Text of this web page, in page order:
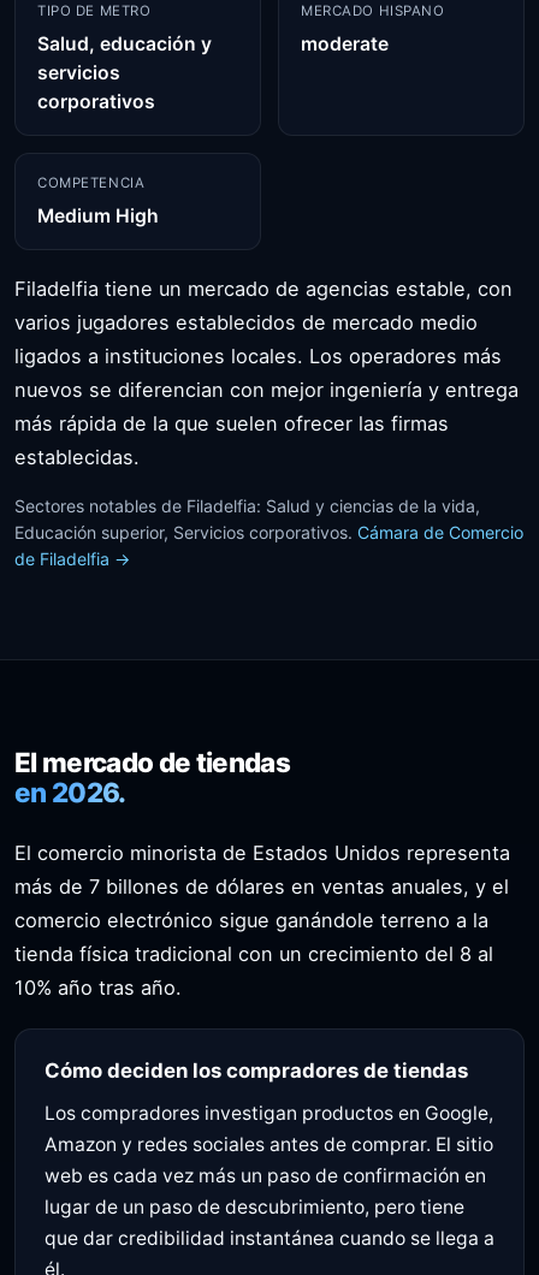
TIPO DE METRO
Salud, educación y
servicios
corporativos
MERCADO HISPANO
moderate
COMPETENCIA
Medium High
Filadelfia tiene un mercado de agencias estable, con
varios jugadores establecidos de mercado medio
ligados a instituciones locales. Los operadores más
nuevos se diferencian con mejor ingeniería y entrega
más rápida de la que suelen ofrecer las firmas
establecidas.
Sectores notables de Filadelfia: Salud y ciencias de la vida,
Educación superior, Servicios corporativos. Cámara de Comercio
de Filadelfia →
El mercado de tiendas
en 2026.
El comercio minorista de Estados Unidos representa
más de 7 billones de dólares en ventas anuales, y el
comercio electrónico sigue ganándole terreno a la
tienda física tradicional con un crecimiento del 8 al
10% año tras año.
Cómo deciden los compradores de tiendas
Los compradores investigan productos en Google,
Amazon y redes sociales antes de comprar. El sitio
web es cada vez más un paso de confirmación en
lugar de un paso de descubrimiento, pero tiene
que dar credibilidad instantánea cuando se llega a
él.